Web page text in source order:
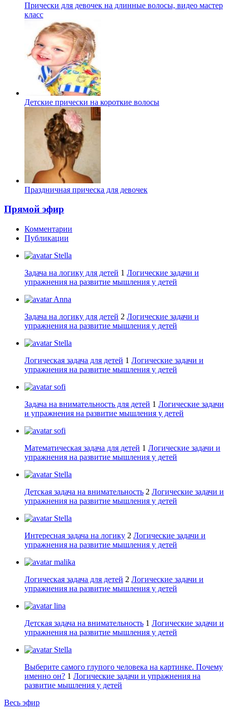
Прически для девочек на длинные волосы, видео мастер
класс
Детские прически на короткие волосы
Праздничная прическа для девочек
Прямой эфир
Комментарии
Публикации
Stella
Задача на логику для детей 1 Логические задачи и
упражнения на развитие мышления у детей
Anna
Задача на логику для детей 2 Логические задачи и
упражнения на развитие мышления у детей
Stella
Логическая задача для детей 1 Логические задачи и
упражнения на развитие мышления у детей
sofi
Задача на внимательность для детей 1 Логические задачи
и упражнения на развитие мышления у детей
sofi
Математическая задача для детей 1 Логические задачи и
упражнения на развитие мышления у детей
Stella
Детская задача на внимательность 2 Логические задачи и
упражнения на развитие мышления у детей
Stella
Интересная задача на логику 2 Логические задачи и
упражнения на развитие мышления у детей
malika
Логическая задача для детей 2 Логические задачи и
упражнения на развитие мышления у детей
lina
Детская задача на внимательность 1 Логические задачи и
упражнения на развитие мышления у детей
Stella
Выберите самого глупого человека на картинке. Почему
именно он? 1 Логические задачи и упражнения на
развитие мышления у детей
Весь эфир